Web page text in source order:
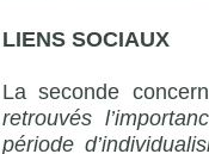
LIENS SOCIAUX
La seconde
retrouvés
période